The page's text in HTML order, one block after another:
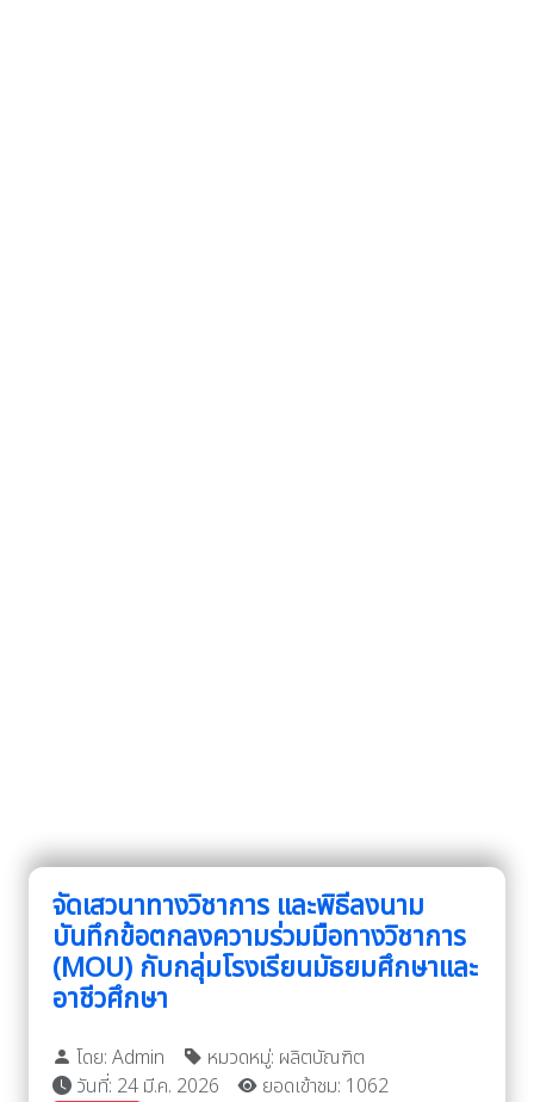
จัดเสวนาทางวิชาการ และพิธีลงนาม
บันทึกข้อตกลงความร่วมมือทางวิชาการ
(MOU) กับกลุ่มโรงเรียนมัธยมศึกษาและ
อาชีวศึกษา
โดย: Admin
หมวดหมู่: ผลิตบัณฑิต
วันที่: 24 มี.ค. 2026
ยอดเข้าชม: 1062